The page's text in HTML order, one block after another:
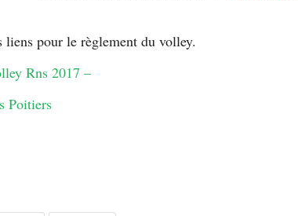
liens pour le règlement du volley.
Rns 2017 –
Poitiers